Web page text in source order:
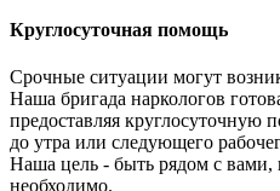
Круглосуточная помощь
Срочные ситуации могут
Наша бригада наркологов
предоставляя
до утра или следующего
Наша цель - быть рядом с вами,
необходимо.